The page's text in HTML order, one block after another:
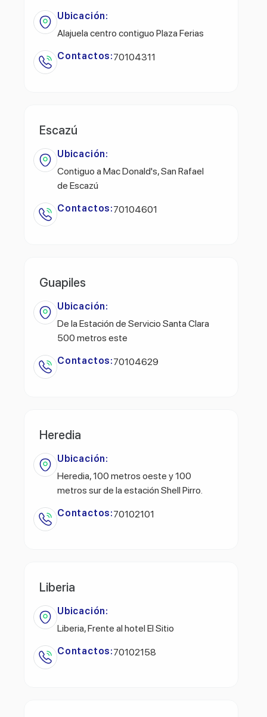
Ubicación:
Alajuela centro contiguo Plaza Ferias
Contactos:70104311
Escazú
Ubicación:
Contiguo a Mac Donald's, San Rafael
de Escazú
Contactos:70104601
Guapiles
Ubicación:
De la Estación de Servicio Santa Clara
500 metros este
Contactos:70104629
Heredia
Ubicación:
Heredia, 100 metros oeste y 100
metros sur de la estación Shell Pirro.
Contactos:70102101
Liberia
Ubicación:
Liberia, Frente al hotel El Sitio
Contactos:70102158